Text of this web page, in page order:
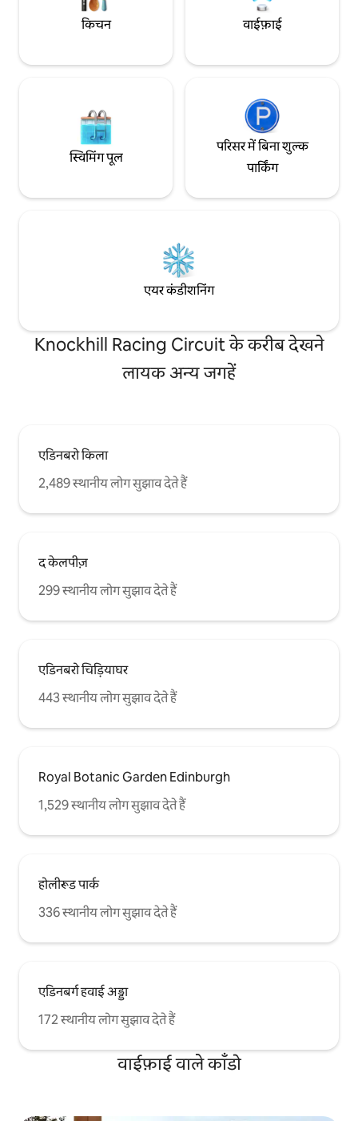
किचन वाईफ़ाई
स्विमिंग पूल
परिसर में बिना शुल्क
पार्किंग
एयर कंडीशनिंग
Knockhill Racing Circuit के करीब देखने
लायक अन्य जगहें
एडिनबरो किला
2,489 स्थानीय लोग सुझाव देते हैं
द केलपीज़
299 स्थानीय लोग सुझाव देते हैं
एडिनबरो चिड़ियाघर
443 स्थानीय लोग सुझाव देते हैं
Royal Botanic Garden Edinburgh
1,529 स्थानीय लोग सुझाव देते हैं
होलीरूड पार्क
336 स्थानीय लोग सुझाव देते हैं
एडिनबर्ग हवाई अड्डा
172 स्थानीय लोग सुझाव देते हैं
वाईफ़ाई वाले काँडो